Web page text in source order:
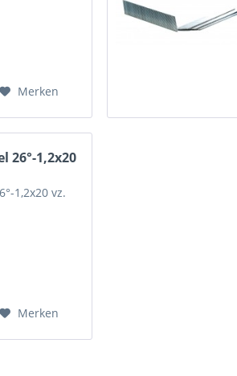
Merken
26°-1,2x20
1,2x20 vz.
Merken